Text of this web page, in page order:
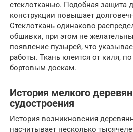
стеклотканью. Подобная защита
конструкции повышает
Стеклоткань одинаково
обшивки, при этом не
появление пузырей, что
работы. Ткань клеится от киля,
бортовым доскам.
История мелкого
судостроения
История возникновения
насчитывает несколько